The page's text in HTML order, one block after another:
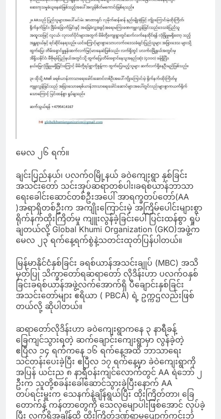
မေလ ၂၆ ရက်။
ချင်းပြည်နယ်၊ ပလက်ဝမြို့နယ် ခဝဲကျေးရွာ နှစ်ခြင်း
အသင်းတော် သင်းအုပ်ဆရာတစ်ပါး၊ခရစ်ယာန်ဘာသာ
ရေးခေါင်းဆောင်တစ်ဦးအပေါ် အာရက္ခတပ်တော်(AA
)အရာရှိတစ်ဦးက အကျိုးကြောင်းမဲ့ အကြိမ်ပေါင်းများစွာ
ရိုက်နက်ထိုးကြိတ်မှု ကျူးလွန်ခဲ့ခြင်းပေါ် ပြင်းထန်စွာ ရှုပ်
ချတယ်လို့ Global Khumi Organization (GKO)အဖွဲ့က
မေလ ၂၃ ရက်နေ့ရက်စွဲနဲ့သတင်းထုတ်ပြန်ပါတယ်။
မြန်မာနိုင်ငံနှစ်ခြင်း ခရစ်ယာန်အသင်းချုပ် (MBC) အသိ
မှတ်ပြု သိက္ခာတော်ရဆရာတော် လိုဒိန်းဟာ ပလက်ဝနှစ်
ခြင်းခရစ်ယာန်အဖွဲ့လက်အောက်ရှိ ပီချောင်းနှစ်ခြင်း
အသင်းတော်များ ဧရိယာ ( PBCA) ရဲ့ ဥက္ကဌလည်းဖြစ်
တယ်လို့ ဆိုပါတယ်။
ဆရာတော်လိုဒိန်းဟာ ခဝဲကျေးရွာကနေ ၃ နာရီခန့်
ခြေကျင်သွားရတဲ့ ဆက်ချောင်းကျေးရွာမှာ လွန်ခဲ့တဲ့
ဧပြီလ ၁၄ ရက်ကနေ ၁၆ ရက်နေ့အထိ ဘာသာရေး
သင်တန်းပေးခဲ့ပြီး ဧပြီလ ၁၇ ရက်နေ့မှာ ခဲဝဲကျေးရွာကို
အပြန် ယင်းည ၈ နာရီဝန်းကျင်လောက်တွင် AA ရဲဘော် ၂
ဦးက သူတို့စခန်းခေါ်ဆောင်သွားခဲ့ပြီးနောက် AA
တပ်ရင်းမှူးက သေနက်နဲ့ချိန်ရွယ်ပြီး ထိုးကြိတ်တာ၊ ခြေ
တောက်နဲ့ ကန်တာတွေကို သေလုမျောပါးဖြစ်အောင် လုပ်ခဲ့
ပြီး လက်ရှိအချိန်ထိ ထိုးကြိတ်ဒဏ်ရာမပျောက်ကင်းဘဲ